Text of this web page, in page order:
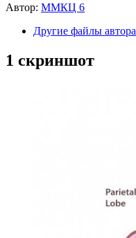
Автор: ММКЦ 6
Другие файлы автора
1 скриншот